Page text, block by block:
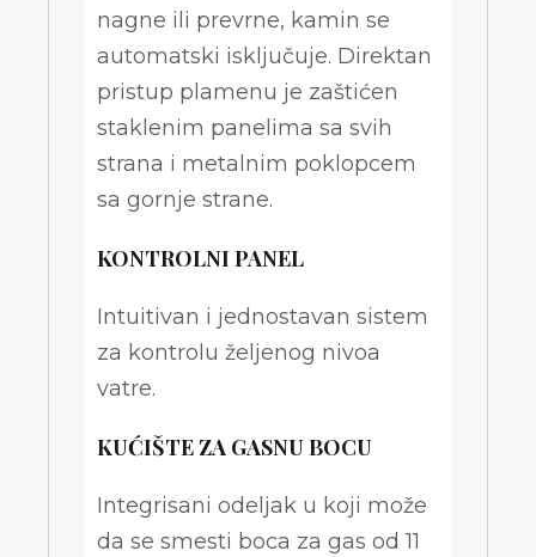
nagne ili prevrne, kamin se
automatski isključuje. Direktan
pristup plamenu je zaštićen
staklenim panelima sa svih
strana i metalnim poklopcem
sa gornje strane.
KONTROLNI PANEL
Intuitivan i jednostavan sistem
za kontrolu željenog nivoa
vatre.
KUĆIŠTE ZA GASNU BOCU
Integrisani odeljak u koji može
da se smesti boca za gas od 11